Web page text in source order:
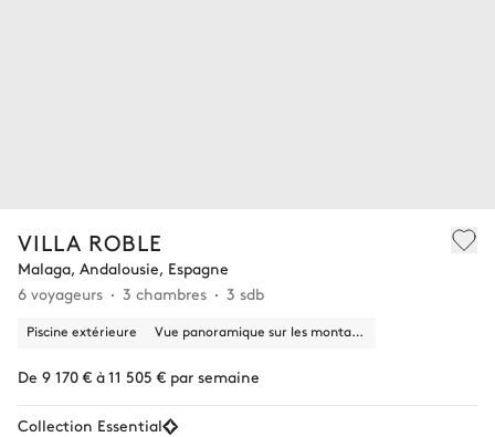
VILLA ROBLE
Malaga, Andalousie, Espagne
6 voyageurs
3 chambres 3 sdb
Piscine extérieure Vue panoramique sur les montagnes, la nature
De 9 170 € à 11 505 € par semaine
Collection Essential